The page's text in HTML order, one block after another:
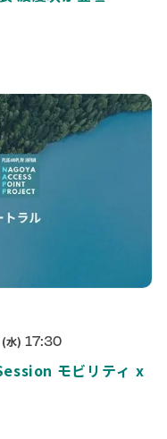
(水) 17:30
モビリティ x